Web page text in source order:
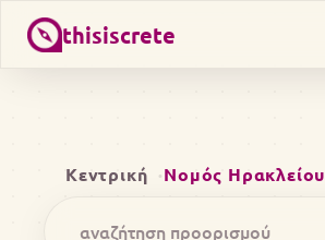
thisiscrete
Κεντρική Νομός Ηρακλείου